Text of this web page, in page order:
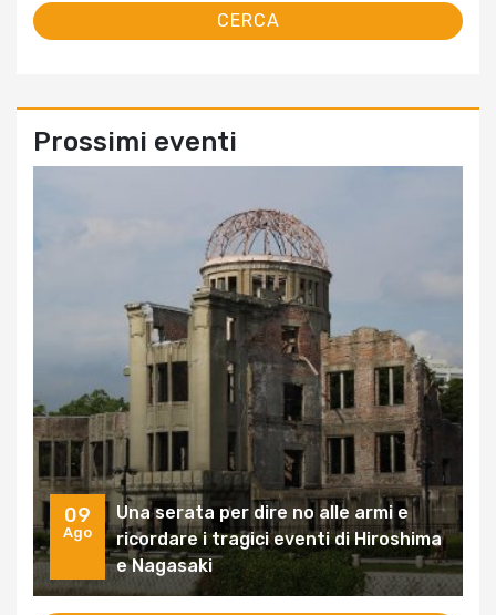
Prossimi eventi
09
Ago
Una serata per dire no alle armi e
ricordare i tragici eventi di Hiroshima
e Nagasaki